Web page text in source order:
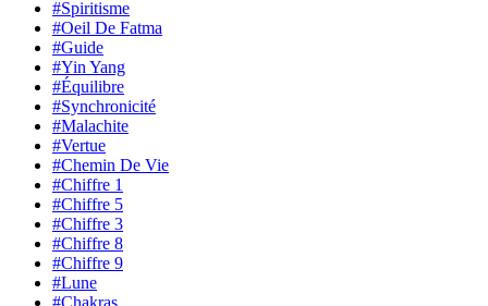
#Spiritisme
#Oeil De Fatma
#Guide
#Yin Yang
#Équilibre
#Synchronicité
#Malachite
#Vertue
#Chemin De Vie
#Chiffre 1
#Chiffre 5
#Chiffre 3
#Chiffre 8
#Chiffre 9
#Lune
#Chakras